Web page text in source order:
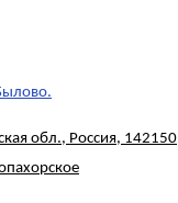
обл., Россия, 142150